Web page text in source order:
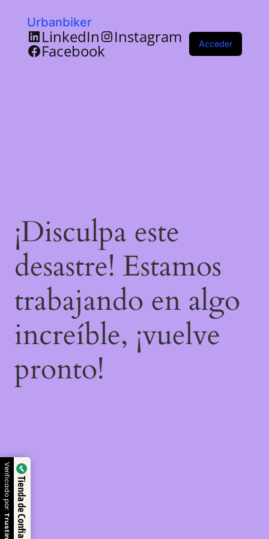
Urbanbiker
LinkedIn Instagram
Facebook Acceder
¡Disculpa este
desastre! Estamos
trabajando en algo
increíble, ¡vuelve
pronto!
Tienda de Confianza
Verificado por: